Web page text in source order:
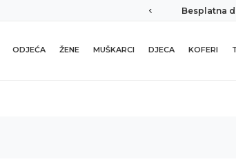
mobilnu aplikaciju! Besplatna
ODJEĆA ŽENE MUŠKARCI DJECA KOFERI